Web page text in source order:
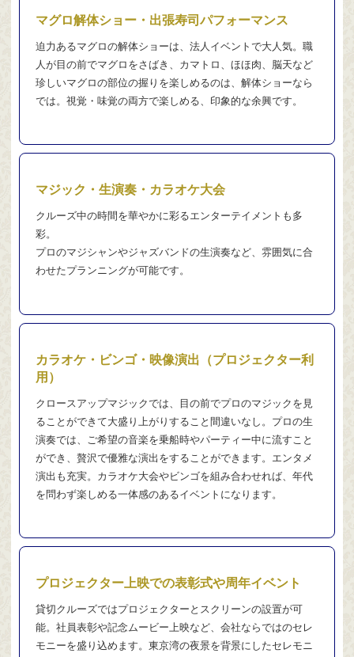
マグロ解体ショー・出張寿司パフォーマンス
迫力あるマグロの解体ショーは、法人イベントで大人気。職
人が目の前でマグロをさばき、カマトロ、ほほ肉、脳天など
珍しいマグロの部位の握りを楽しめるのは、解体ショーなら
では。視覚・味覚の両方で楽しめる、印象的な余興です。
マジック・生演奏・カラオケ大会
クルーズ中の時間を華やかに彩るエンターテイメントも多
彩。
プロのマジシャンやジャズバンドの生演奏など、雰囲気に合
わせたプランニングが可能です。
カラオケ・ビンゴ・映像演出（プロジェクター利
用）
クロースアップマジックでは、目の前でプロのマジックを見
ることができて大盛り上がりすること間違いなし。プロの生
演奏では、ご希望の音楽を乗船時やパーティー中に流すこと
ができ、贅沢で優雅な演出をすることができます。エンタメ
演出も充実。カラオケ大会やビンゴを組み合わせれば、年代
を問わず楽しめる一体感のあるイベントになります。
プロジェクター上映での表彰式や周年イベント
貸切クルーズではプロジェクターとスクリーンの設置が可
能。社員表彰や記念ムービー上映など、会社ならではのセレ
モニーを盛り込めます。東京湾の夜景を背景にしたセレモニ